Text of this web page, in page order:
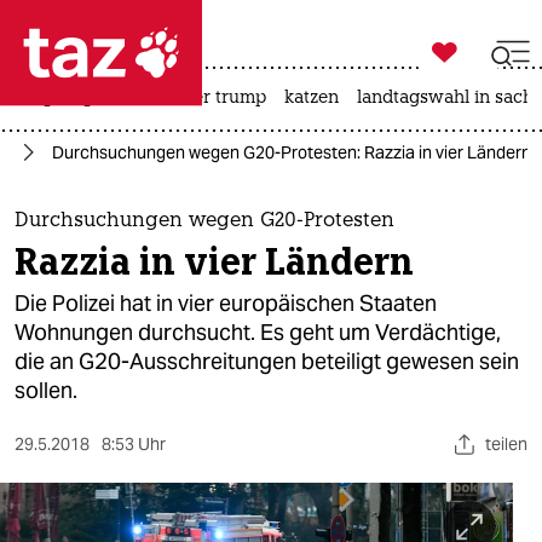
 taz zahl ich
taz zahl ich
themen
politik
öko
gesellschaft
kultur
sport

taz zahl ich
usa unter trump katzen landtagswahl in
Durchsuchungen wegen G20-Protesten: Razzia in vier Ländern
Durchsuchungen wegen G20-Protesten
Razzia in vier Ländern
Die Polizei hat in vier europäischen Staaten
Wohnungen durchsucht. Es geht um Verdächtige,
die an G20-Ausschreitungen beteiligt gewesen sein
sollen.
29.5.2018 8:53 Uhr teilen